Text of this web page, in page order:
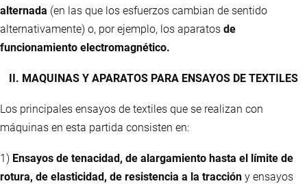
alternada (en las que los esfuerzos cambian de sentido
alternativamente) o, por ejemplo, los aparatos de
funcionamiento electromagnético.
II. MAQUINAS Y APARATOS PARA ENSAYOS DE TEXTILES
Los principales ensayos de textiles que se realizan con
máquinas en esta partida consisten en:
1) Ensayos de tenacidad, de alargamiento hasta el límite de
rotura, de elasticidad, de resistencia a la tracción y ensayos